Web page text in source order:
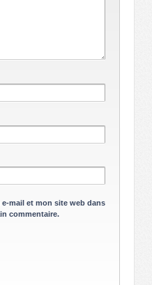
mail et mon site web dans
commentaire.